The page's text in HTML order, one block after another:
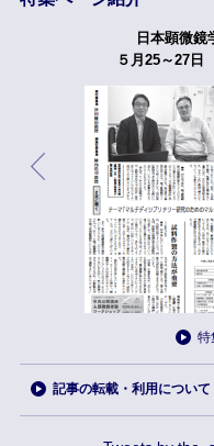
日本顕微鏡
５月25～27
特
記事の転載・利用について